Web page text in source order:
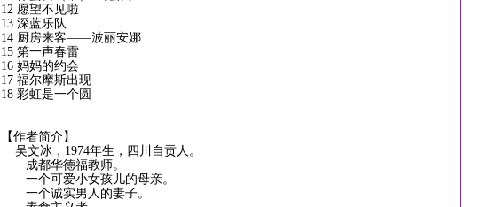
12 愿望不见啦
13 深蓝乐队
14 厨房来客——波丽安娜
15 第一声春雷
16 妈妈的约会
17 福尔摩斯出现
18 彩虹是一个圆
【作者简介】
吴文冰，1974年生，四川自贡人。
成都华德福教师。
一个可爱小女孩儿的母亲。
一个诚实男人的妻子。